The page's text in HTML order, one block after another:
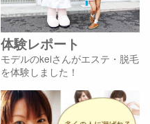
体験レポート
モデルのkeiさんがエステ・脱毛
を体験しました！